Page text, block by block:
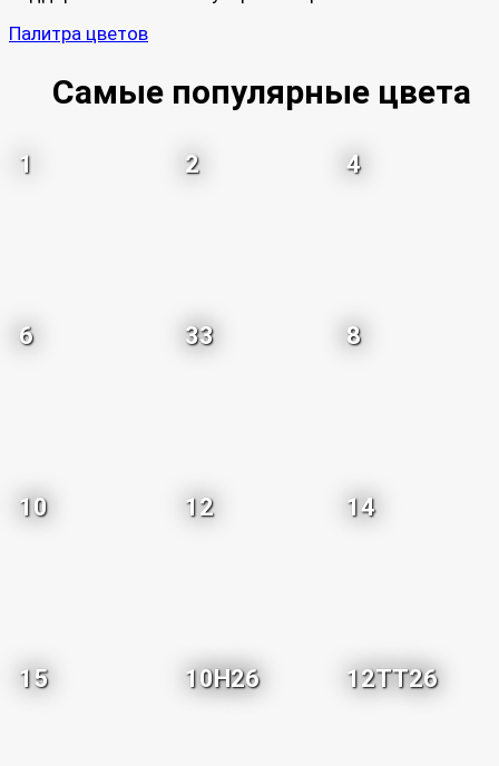
Палитра цветов
Самые популярные цвета
1 2 4
6 33 8
10 12 14
15 10H26 12TT26